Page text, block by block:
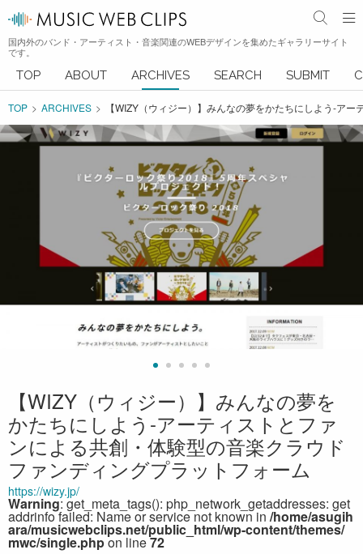
国内外のバンド・アーティスト・音楽関連のWEBデザインを集めたギャラリーサイト
です。
TOP ABOUT ARCHIVES SEARCH SUBMIT
TOP ARCHIVES 【WIZY（ウィジー）】みんなの夢をかたちにしよう-ア
【WIZY（ウィジー）】みんなの夢を
かたちにしよう-アーティストとファ
ンによる共創・体験型の音楽クラウド
ファンディングプラットフォーム
https://wizy.jp/
Warning: get_meta_tags(): php_network_getaddresses: get
addrinfo failed: Name or service not known in /home/asugih
ara/musicwebclips.net/public_html/wp-content/themes/
mwc/single.phpon line72